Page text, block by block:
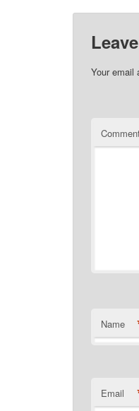
Your email
Name
Email